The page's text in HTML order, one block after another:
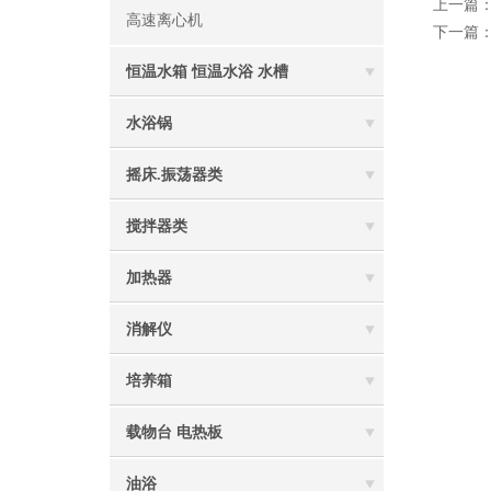
高速离心机
恒温水箱 恒温水浴 水槽
水浴锅
摇床.振荡器类
搅拌器类
加热器
消解仪
培养箱
载物台 电热板
油浴
上一篇
下一篇